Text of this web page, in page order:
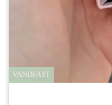
VANDFAST